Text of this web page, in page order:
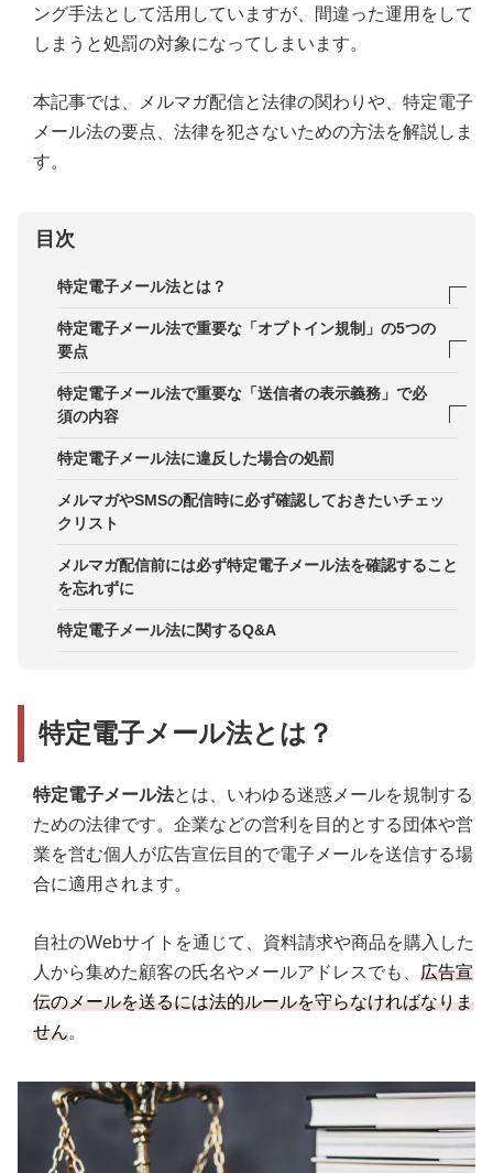
ング手法として活用していますが、間違った運用をして
しまうと処罰の対象になってしまいます。
本記事では、メルマガ配信と法律の関わりや、特定電子
メール法の要点、法律を犯さないための方法を解説しま
す。
目次
特定電子メール法とは？
「特定電子メールの送信の適正化等に関する法律」
特定電子メール法が適用される範囲
特定電子メール法で重要な「オプトイン規制」の5つの
要点
1．メール送信するには事前に承諾を得る
4．名刺交換をした相手、取引関係にある場合は例
5．メールアドレスが公表されている相手でも注意
する
特定電子メール法で重要な「送信者の表示義務」で必
須の内容
送信者の氏名または名称を記載する
受信拒否ができることを明記する
特定電子メール法に違反した場合の処罰
メルマガやSMSの配信時に必ず確認しておきたいチェッ
クリスト
メルマガ配信前には必ず特定電子メール法を確認すること
を忘れずに
特定電子メール法に関するQ&A
特定電子メール法とは？
特定電子メール法とは、いわゆる迷惑メールを規制する
ための法律です。企業などの営利を目的とする団体や営
業を営む個人が広告宣伝目的で電子メールを送信する場
合に適用されます。
自社のWebサイトを通じて、資料請求や商品を購入した
人から集めた顧客の氏名やメールアドレスでも、 広告宣
伝のメールを送るには法的ルールを守らなければなりま
せん。